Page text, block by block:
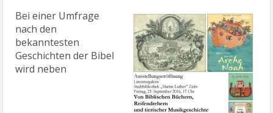
Bei einer Umfrage
nach den
bekanntesten
Geschichten der Bibel
wird neben